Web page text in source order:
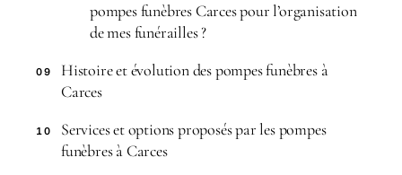
pompes funèbres Carces pour l’organisation
de mes funérailles ?
09
Histoire et évolution des pompes funèbres à
Carces
10
Services et options proposés par les pompes
funèbres à Carces